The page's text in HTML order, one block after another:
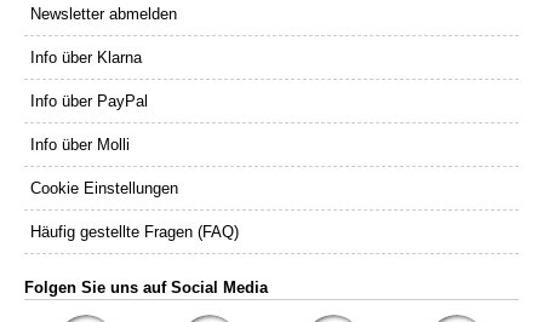
Newsletter abmelden
Info über Klarna
Info über PayPal
Info über Molli
Cookie Einstellungen
Häufig gestellte Fragen (FAQ)
Folgen Sie uns auf Social Media